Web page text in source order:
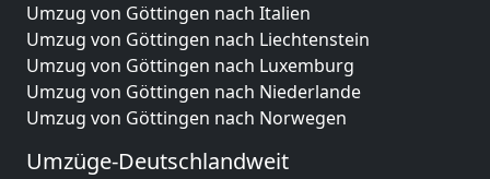
Umzug von Göttingen nach Italien
Umzug von Göttingen nach Liechtenstein
Umzug von Göttingen nach Luxemburg
Umzug von Göttingen nach Niederlande
Umzug von Göttingen nach Norwegen
Umzüge-Deutschlandweit